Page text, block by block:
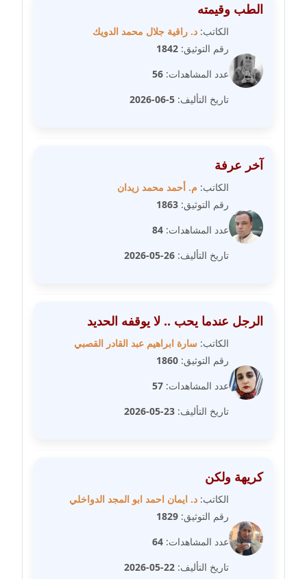
مدونة عبد الكريم موسى
مدونة عبد الوهاب بدر
عاملة
مدونة عبير سعد
مدونة عبير عبد الرحيم (ماعت)
عاملة
مدونة عبير عزاوي
مدونة عبير محمد
عاملة
مدونة عبير مصطفى
عاملة
مدونة عزة الأمير
مدونة عزة بركة
عاملة
مدونة عطا الله حسب الله
عاملة
مدونة عفاف حسين
الطب وقيمته
الكاتب: د. راقية جلال محمد الدويك
رقم التوثيق: 1842
عدد المشاهدات: 56
تاريخ التأليف: 5-06-2026
آخر عرفة
الكاتب: م. أحمد محمد زيدان
رقم التوثيق: 1863
عدد المشاهدات: 84
تاريخ التأليف: 26-05-2026
الرجل عندما يحب .. لا يوقفه الحديد
الكاتب: سارة ابراهيم عبد القادر القصبي
رقم التوثيق: 1860
عدد المشاهدات: 57
تاريخ التأليف: 23-05-2026
كريهة ولكن
الكاتب: د. ايمان احمد ابو المجد الدواخلي
رقم التوثيق: 1829
عدد المشاهدات: 64
تاريخ التأليف: 22-05-2026